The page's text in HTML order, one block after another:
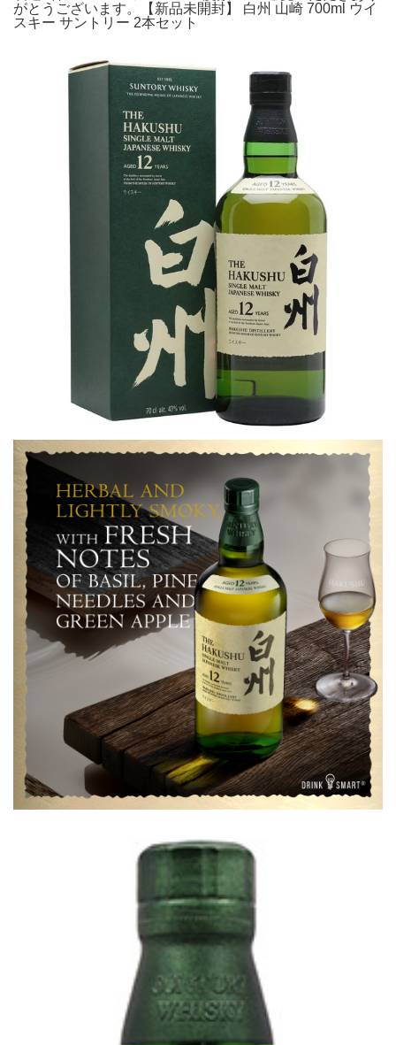
がとうございます。【新品未開封】 白州 山崎 700ml ウイ
スキー サントリー 2本セット